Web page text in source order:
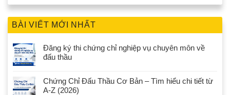
BÀI VIẾT MỚI NHẤT
Đăng ký thi chứng chỉ nghiệp vụ chuyên môn về
đấu thầu
Chứng Chỉ Đấu Thầu Cơ Bản – Tìm hiểu chi tiết từ
A-Z (2026)